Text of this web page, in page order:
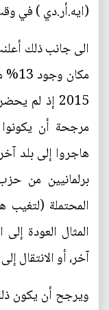
(ايه.أر.دي ) في
الى جانب ذلك
2015 إذ لم
مرجحة أن
هاجروا إلى بلد
برلمانيين من
المحتملة
المثال العودة
آخر، أو
ويرجح أن يكون